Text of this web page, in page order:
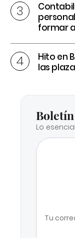
formar
Hito en
las
Lo